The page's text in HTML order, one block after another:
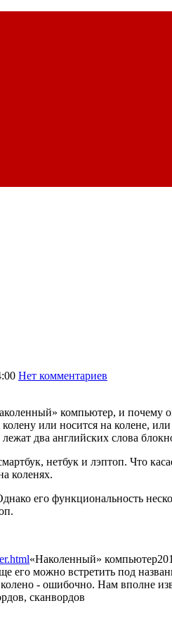
Нет комментариев
компьютер, и
или носится на колене,
два английских слова
нетбук и лэптоп. Что
коленях.
его функциональность
«Наколенный» компьютер
его можно встретить под
- ошибочно. Нам вполне